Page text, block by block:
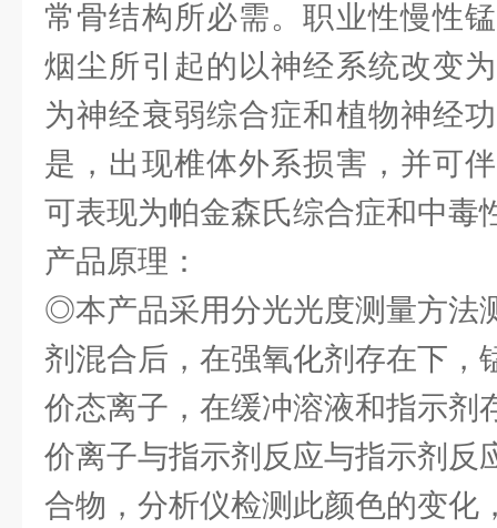
常骨结构所必需。职业性慢性
烟尘所引起的以神经系统改变
为神经衰弱综合症和植物神经
是，出现椎体外系损害，并可
可表现为帕金森氏综合症和中毒
产品原理：
◎本产品采用分光光度测量方法
剂混合后，在强氧化剂存在下，
价态离子，在缓冲溶液和指示剂
价离子与指示剂反应与指示剂反
合物，分析仪检测此颜色的变化